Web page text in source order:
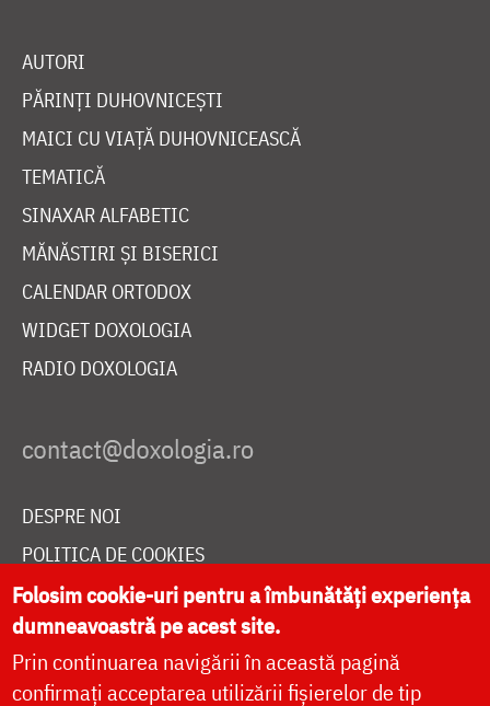
AUTORI
PĂRINȚI DUHOVNICEȘTI
MAICI CU VIAȚĂ DUHOVNICEASCĂ
TEMATICĂ
SINAXAR ALFABETIC
MĂNĂSTIRI ȘI BISERICI
CALENDAR ORTODOX
WIDGET DOXOLOGIA
RADIO DOXOLOGIA
DESPRE NOI
POLITICA DE COOKIES
DONEAZĂ ONLINE PENTRU CATEDRALA NAȚIONALĂ
LIVE
Folosim cookie-uri pentru a îmbunătăți experiența
dumneavoastră pe acest site.
Prin continuarea navigării în această pagină
confirmați acceptarea utilizării fișierelor de tip